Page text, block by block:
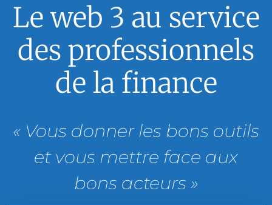
Le web 3 au service
des professionnels
de la finance
« Vous donner les bons outils
et vous mettre face aux
bons acteurs »